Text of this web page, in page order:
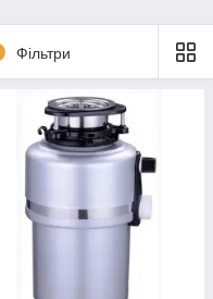
Фільтри